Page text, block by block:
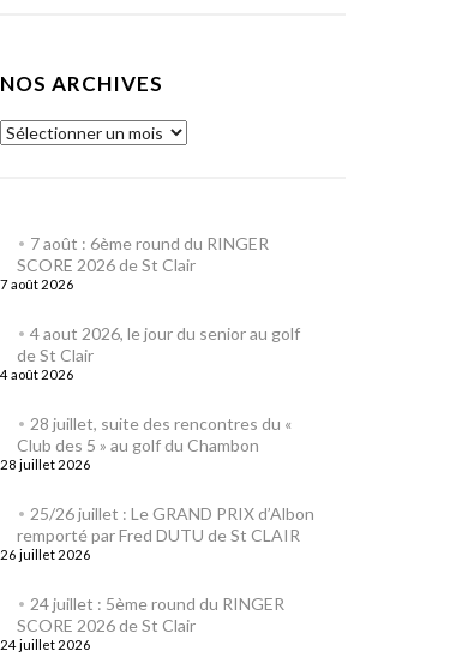
NOS ARCHIVES
7 août : 6ème round du RINGER
SCORE 2026 de St Clair
7 août 2026
4 aout 2026, le jour du senior au golf
de St Clair
4 août 2026
28 juillet, suite des rencontres du «
Club des 5 » au golf du Chambon
28 juillet 2026
25/26 juillet : Le GRAND PRIX d’Albon
remporté par Fred DUTU de St CLAIR
26 juillet 2026
24 juillet : 5ème round du RINGER
SCORE 2026 de St Clair
24 juillet 2026